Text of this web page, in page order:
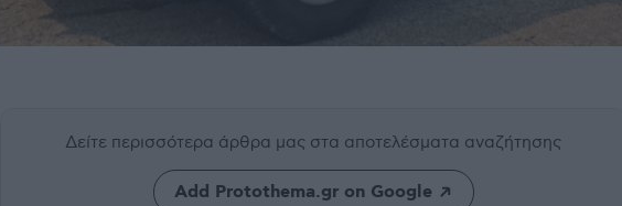
Δείτε περισσότερα άρθρα μας στα αποτελέσματα αναζήτησης
Add Protothema.gr on Google